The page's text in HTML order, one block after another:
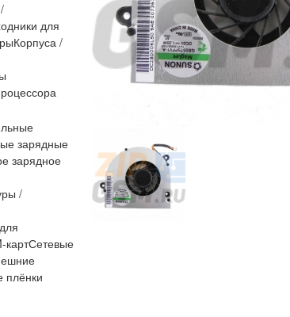
для
Корпуса /
зарядные
зарядное
/
картСетевые
плёнки